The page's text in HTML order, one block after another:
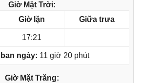
Giờ Mặt Trời:
Giờ lặn Giữa trưa
17:21
ngày: 11 giờ 20 phút
Giờ Mặt Trăng: